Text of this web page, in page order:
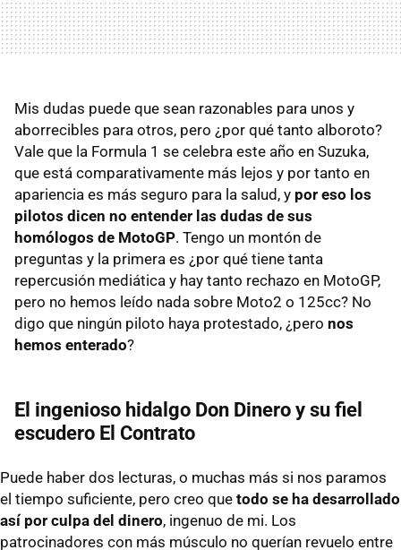
Mis dudas puede que sean razonables para unos y
aborrecibles para otros, pero ¿por qué tanto alboroto?
Vale que la Formula 1 se celebra este año en Suzuka,
que está comparativamente más lejos y por tanto en
apariencia es más seguro para la salud, y por eso los
pilotos dicen no entender las dudas de sus
homólogos de MotoGP. Tengo un montón de
preguntas y la primera es ¿por qué tiene tanta
repercusión mediática y hay tanto rechazo en MotoGP,
pero no hemos leído nada sobre Moto2 o 125cc? No
digo que ningún piloto haya protestado, ¿pero nos
hemos enterado?
El ingenioso hidalgo Don Dinero y su fiel
escudero El Contrato
Puede haber dos lecturas, o muchas más si nos paramos
el tiempo suficiente, pero creo que todo se ha desarrollado
así por culpa del dinero, ingenuo de mi. Los
patrocinadores con más músculo no querían revuelo entre